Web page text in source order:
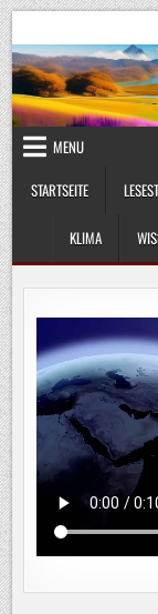
Skip
to
content
MENU
STARTSEITE
KLIMA